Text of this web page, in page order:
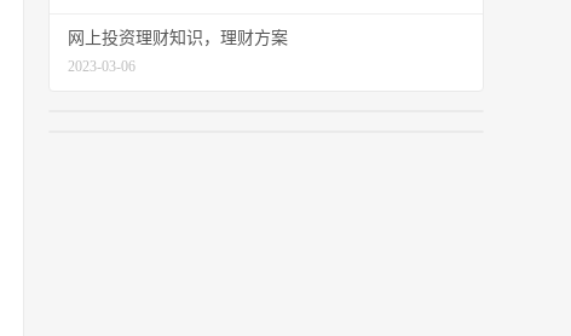
网上投资理财知识，理财方案
2023-03-06